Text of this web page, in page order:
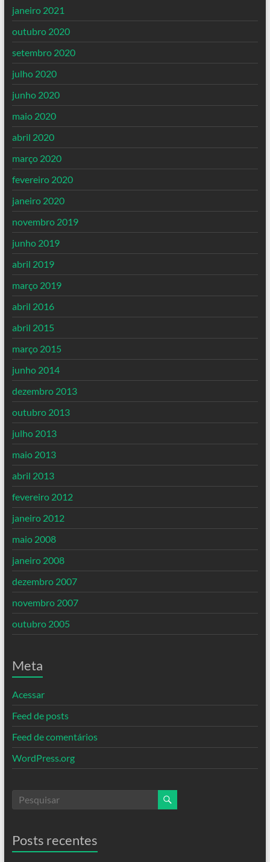
janeiro 2021
outubro 2020
setembro 2020
julho 2020
junho 2020
maio 2020
abril 2020
março 2020
fevereiro 2020
janeiro 2020
novembro 2019
junho 2019
abril 2019
março 2019
abril 2016
abril 2015
março 2015
junho 2014
dezembro 2013
outubro 2013
julho 2013
maio 2013
abril 2013
fevereiro 2012
janeiro 2012
maio 2008
janeiro 2008
dezembro 2007
novembro 2007
outubro 2005
Meta
Acessar
Feed de posts
Feed de comentários
WordPress.org
Posts recentes